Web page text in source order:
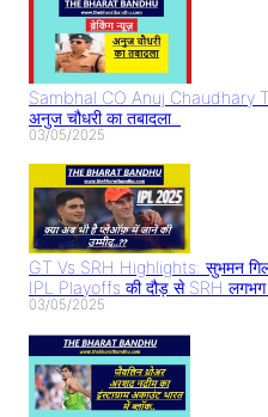
Sambhal CO Anuj Chaudhary
अनुज चौधरी का तबादला..
03/05/2025
GT Vs SRH Highlights: सुभमन गिल
IPL Playoffs की दौड़ से SRH लगभग
03/05/2025